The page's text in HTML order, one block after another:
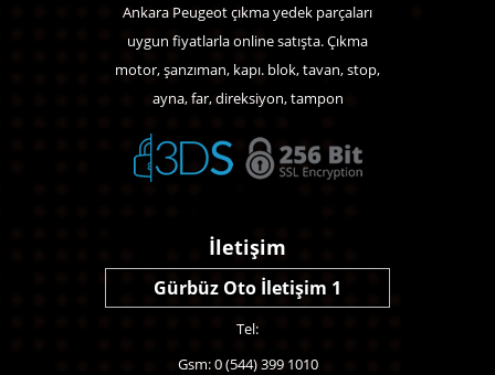
Ankara Peugeot çıkma yedek parçaları
uygun fiyatlarla online satışta. Çıkma
motor, şanzıman, kapı. blok, tavan, stop,
ayna, far, direksiyon, tampon
İletişim
Gürbüz Oto İletişim 1
Tel:
Gsm: 0 (544) 399 1010